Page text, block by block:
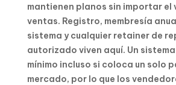
mantienen planos sin importar el
ventas. Registro, membresía
sistema y cualquier retainer de
autorizado viven aquí. Un
mínimo incluso si coloca un solo
mercado, por lo que los